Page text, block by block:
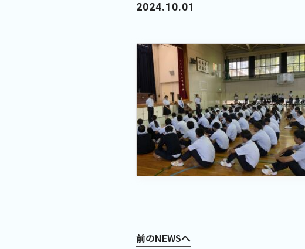
2024.10.01
前のNEWSへ